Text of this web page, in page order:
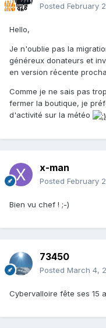
Posted February
Hello,
Je n'oublie pas la
généreux donateurs et
en version récente
Comme je ne sais pas
fermer la boutique, je
d'activité sur la météo
x-man
Posted February
Bien vu chef ! ;-)
73450
Posted March 4,
Cybervalloire fête ses 15